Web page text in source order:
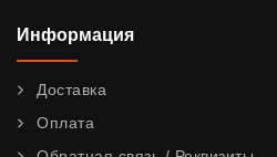
Информация
Доставка
Оплата